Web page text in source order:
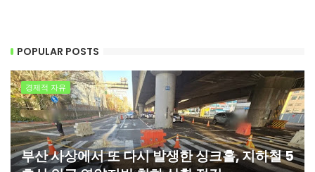
POPULAR POSTS
경제적 자유
부산 사상에서 또 다시 발생한 싱크홀, 지하철 5